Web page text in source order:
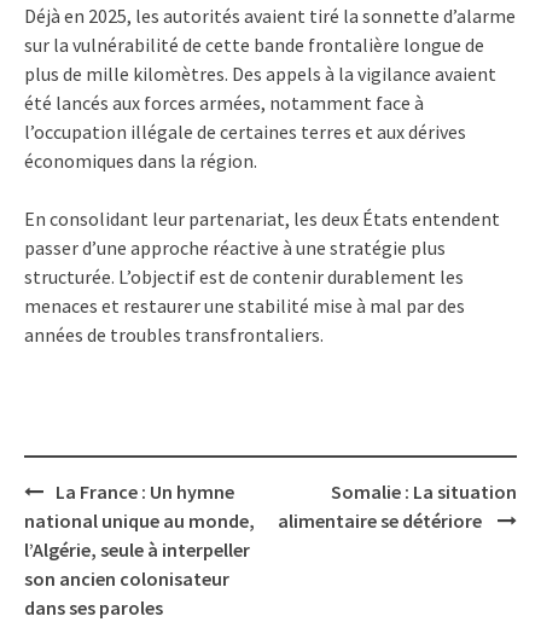
Déjà en 2025, les autorités avaient tiré la sonnette d’alarme
sur la vulnérabilité de cette bande frontalière longue de
plus de mille kilomètres. Des appels à la vigilance avaient
été lancés aux forces armées, notamment face à
l’occupation illégale de certaines terres et aux dérives
économiques dans la région.
En consolidant leur partenariat, les deux États entendent
passer d’une approche réactive à une stratégie plus
structurée. L’objectif est de contenir durablement les
menaces et restaurer une stabilité mise à mal par des
années de troubles transfrontaliers.
Post
navigation
La France : Un hymne
national unique au monde,
l’Algérie, seule à interpeller
son ancien colonisateur
dans ses paroles
Somalie : La situation
alimentaire se détériore